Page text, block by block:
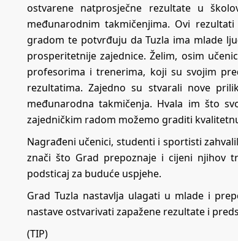
ostvarene natprosječne rezultate u
međunarodnim takmičenjima. Ovi
gradom te potvrđuju da Tuzla ima mlade
prosperitetnije zajednice. Želim, osim
profesorima i trenerima, koji su svojim
rezultatima. Zajedno su stvarali nove
međunarodna takmičenja. Hvala im što
zajedničkim radom možemo graditi
Nagrađeni učenici, studenti i sportisti
znači što Grad prepoznaje i cijeni njihov
podsticaj za buduće uspjehe.
Grad Tuzla nastavlja ulagati u mlade i
nastave ostvarivati zapažene rezultate i
(TIP)